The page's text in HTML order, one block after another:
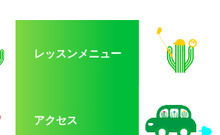
レッスンメニュー
アクセス